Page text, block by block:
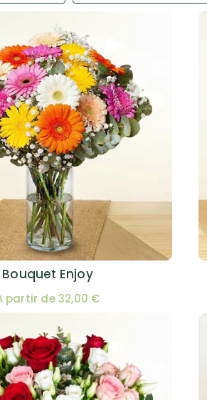
Bouquet Enjoy
partir de 32,00 €